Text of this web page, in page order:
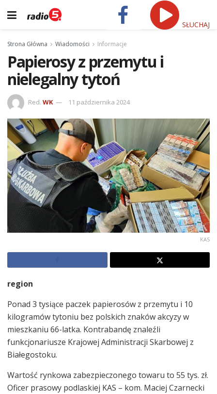
SŁUCHAJ
Strona Główna Wiadomości Informacje
Papierosy z przemytu i
nielegalny tytoń
Red. WK 11 października 2024
KAS
region
Ponad 3 tysiące paczek papierosów z przemytu i 10
kilogramów tytoniu bez polskich znaków akcyzy w
mieszkaniu 66-latka. Kontrabandę znaleźli
funkcjonariusze Krajowej Administracji Skarbowej z
Białegostoku.
Wartość rynkowa zabezpieczonego towaru to 55 tys. zł.
Oficer prasowy podlaskiej KAS – kom. Maciej Czarnecki